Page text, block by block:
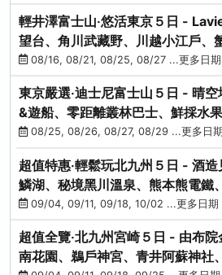
輕井澤富士山‧悠活東京５日 -
望台、角川武藏野、川越小江戶、
膽生魚片
08/16, 08/21, 08/25, 08/27 ...更多日期
東京嚴選‧迪士尼富士山５日 - 晴
&遊船、零距離叢林巴士、鮮採水
08/25, 08/26, 08/27, 08/29 ...更多日期
超值特惠‧輕鬆玩北九州５日 - 酒
鱗湖、秘境黑川溫泉、熊本熊電鐵
發09/04, 09/11, 09/18, 10/02 ...更多日期
超值全覽‧北九州宮崎５日 - 由布
南花園、鵜戶神宮、青井阿蘇神社